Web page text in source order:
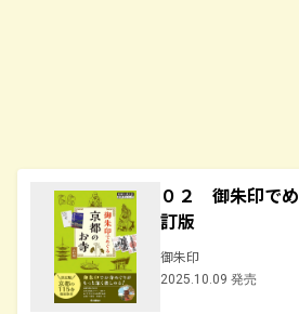
０２ 御朱印で
訂版
御朱印
2025.10.09 発売